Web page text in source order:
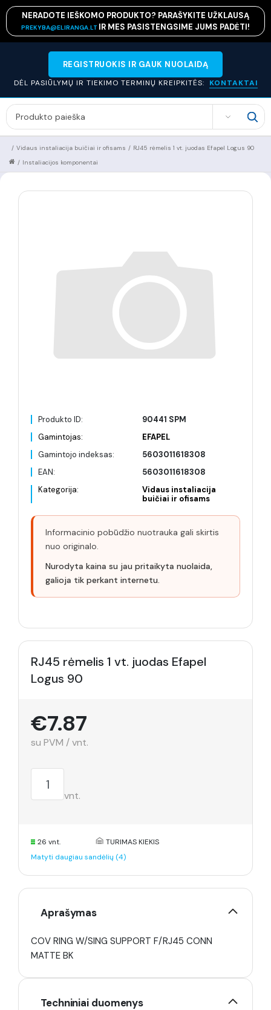
NERADOTE IEŠKOMO PRODUKTO? PARAŠYKITE UŽKLAUSĄ
PREKYBA@ELIRANGA.LT IR MES PASISTENGSIME JUMS PADĖTI!
REGISTRUOKIS IR GAUK NUOLAIDĄ
DĖL PASIŪLYMŲ IR TIEKIMO TERMINŲ KREIPKITĖS: KONTAKTAI
SEARCH
RJ45 rėmelis 1 vt. juodas Efapel Logus 90
/
Vidaus instaliacija buičiai ir ofisams
/
Instaliacijos komponentai
/
Produkto ID:
90441 SPM
Gamintojas:
EFAPEL
Gamintojo indeksas:
5603011618308
EAN:
5603011618308
Kategorija:
Vidaus instaliacija
buičiai ir ofisams
Informacinio pobūdžio nuotrauka gali skirtis
nuo originalo.
Nurodyta kaina su jau pritaikyta nuolaida,
galioja tik perkant internetu.
RJ45 rėmelis 1 vt. juodas Efapel
Logus 90
€7.87
su PVM / vnt.
vnt.
26 vnt.
TURIMAS KIEKIS
Matyti daugiau sandėlių (4)
Aprašymas
COV RING W/SING SUPPORT F/RJ45 CONN
MATTE BK
Techniniai duomenys